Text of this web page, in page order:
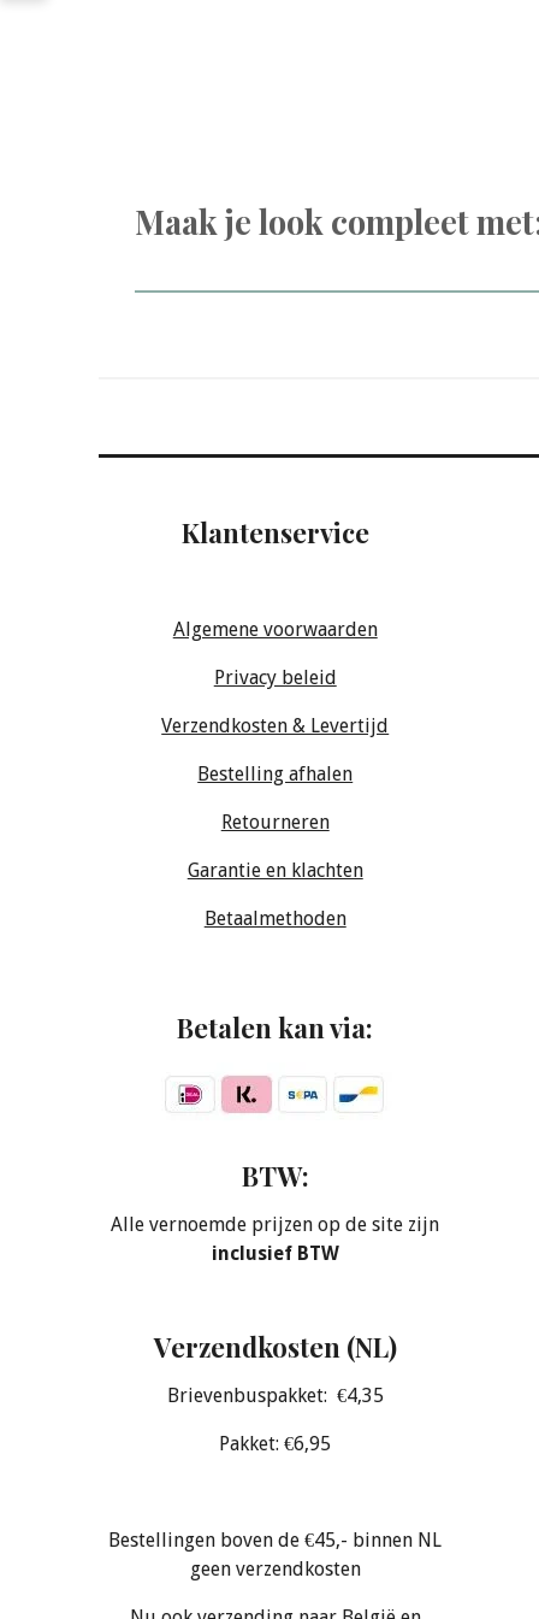
Maak je look compleet
Klantenservice
Algemene voorwaarden
Privacy beleid
Verzendkosten & Levertijd
Bestelling afhalen
Retourneren
Garantie en klachten
Betaalmethoden
Betalen kan via:
BTW:
Alle vernoemde prijzen op de site zijn
inclusief BTW
Verzendkosten (NL)
Brievenbuspakket: €4,35
Pakket: €6,95
Bestellingen boven de €45,- binnen NL
geen verzendkosten